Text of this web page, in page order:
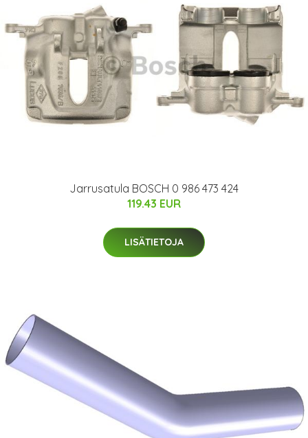
Jarrusatula BOSCH 0 986 473 424
119.43 EUR
LISÄTIETOJA